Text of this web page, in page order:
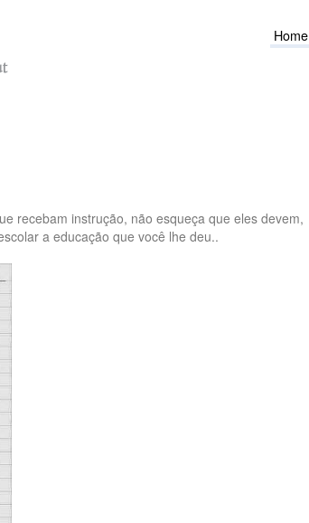
Home
recebam instrução, não esqueça que eles devem,
a educação que você lhe deu..